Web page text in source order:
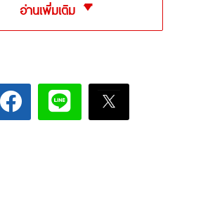
อ่านเพิ่มเติม